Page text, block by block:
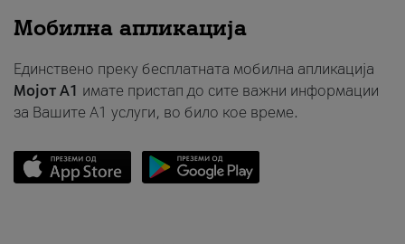
Мобилна апликација
Единствено преку бесплатната мобилна апликација
Мојот A1 имате пристап до сите важни информации
за Вашите A1 услуги, во било кое време.